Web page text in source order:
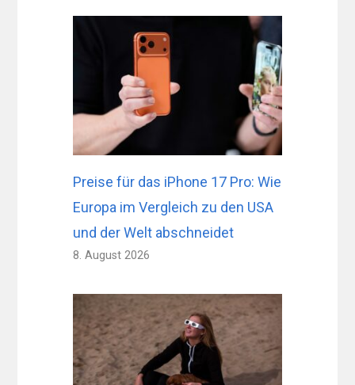
Preise für das iPhone 17 Pro: Wie
Europa im Vergleich zu den USA
und der Welt abschneidet
8. August 2026